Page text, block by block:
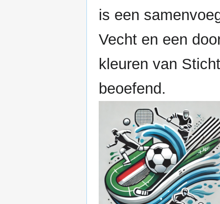
is een
Vecht en een
kleuren van
beoefend.